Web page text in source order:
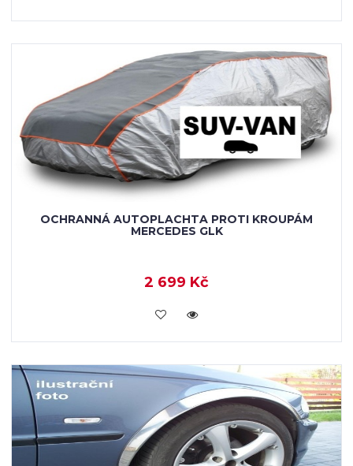
OCHRANNÁ AUTOPLACHTA PROTI KROUPÁM
MERCEDES GLK
2 699 Kč
KOUPIT